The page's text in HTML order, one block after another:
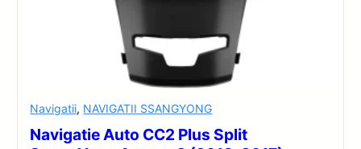
Navigatii, NAVIGATII SSANGYONG
Navigatie Auto CC2 Plus Split